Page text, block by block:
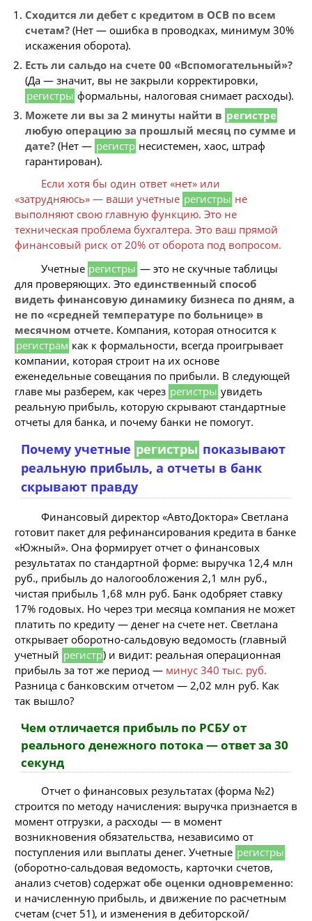
Сходится ли дебет с кредитом в ОСВ по всем
счетам? (Нет — ошибка в проводках, минимум 30%
искажения оборота).
Есть ли сальдо на счете 00 «Вспомогательный»?
(Да — значит, вы не закрыли корректировки,
регистры формальны, налоговая снимает расходы).
Можете ли вы за 2 минуты найти в регистре
любую операцию за прошлый месяц по сумме и
дате? (Нет — регистр несистемен, хаос, штраф
гарантирован).
Если хотя бы один ответ «нет» или
«затрудняюсь» — ваши учетные регистры не
выполняют свою главную функцию. Это не
техническая проблема бухгалтера. Это ваш прямой
финансовый риск от 20% от оборота под вопросом.
Учетные регистры — это не скучные таблицы
для проверяющих. Это единственный способ
видеть финансовую динамику бизнеса по дням, а
не по «средней температуре по больнице» в
месячном отчете. Компания, которая относится к
регистрам как к формальности, всегда проигрывает
компании, которая строит на их основе
еженедельные совещания по прибыли. В следующей
главе мы разберем, как через регистры увидеть
реальную прибыль, которую скрывают стандартные
отчеты для банка, и почему банки не помогут.
Почему учетные регистры показывают
реальную прибыль, а отчеты в банк
скрывают правду
Финансовый директор «АвтоДоктора» Светлана
готовит пакет для рефинансирования кредита в банке
«Южный». Она формирует отчет о финансовых
результатах по стандартной форме: выручка 12,4 млн
руб., прибыль до налогообложения 2,1 млн руб.,
чистая прибыль 1,68 млн руб. Банк одобряет ставку
17% годовых. Но через три месяца компания не может
платить по кредиту — денег на счете нет. Светлана
открывает оборотно-сальдовую ведомость (главный
учетный регистр) и видит: реальная операционная
прибыль за тот же период — минус 340 тыс. руб.
Разница с банковским отчетом — 2,02 млн руб. Как
так вышло?
Чем отличается прибыль по РСБУ от
реального денежного потока — ответ за 30
секунд
Отчет о финансовых результатах (форма №2)
строится по методу начисления: выручка признается в
момент отгрузки, а расходы — в момент
возникновения обязательства, независимо от
поступления или выплаты денег. Учетные регистры
(оборотно-сальдовая ведомость, карточки счетов,
анализ счетов) содержат обе оценки одновременно:
и начисленную прибыль, и движение по расчетным
счетам (счет 51), и изменения в дебиторской/